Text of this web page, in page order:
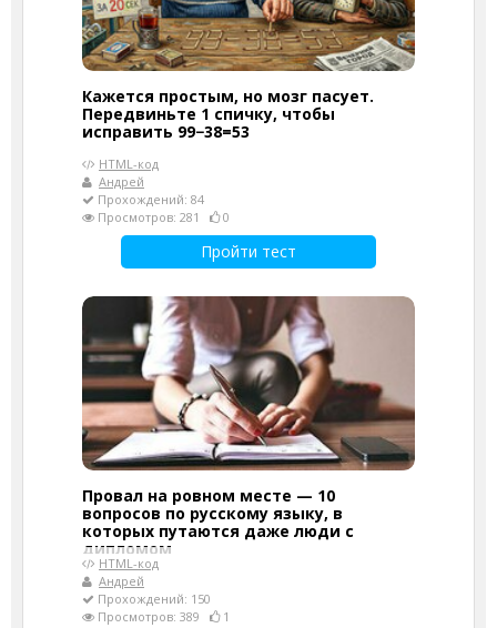
Кажется простым, но мозг пасует.
Передвиньте 1 спичку, чтобы
исправить 99−38=53
HTML-код
Андрей
Прохождений: 84
Просмотров: 281
0
Пройти тест
Провал на ровном месте — 10
вопросов по русскому языку, в
которых путаются даже люди с
дипломом
HTML-код
Андрей
Прохождений: 150
Просмотров: 389
1